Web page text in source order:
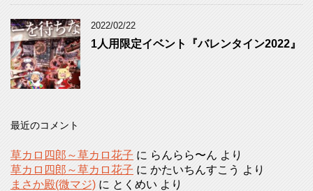
2022/02/22
1人用限定イベント『バレンタイン2022』
最近のコメント
草カロ四郎～草カロ花子 に らんらら〜ん より
草カロ四郎～草カロ花子 に かたいちんすこう より
まさか殿(微マジ) に とくめい より